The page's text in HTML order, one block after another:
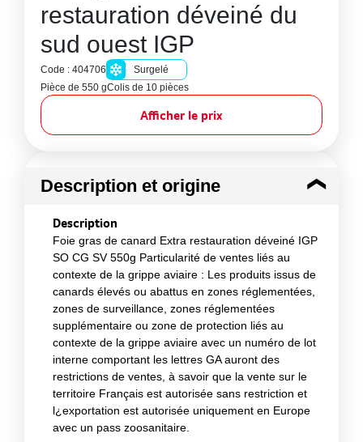
restauration déveiné du
sud ouest IGP
Code : 404706
Surgelé
Pièce de 550 gColis de 10 pièces
Afficher le prix
Description et origine
Description
Foie gras de canard Extra restauration déveiné IGP
SO CG SV 550g Particularité de ventes liés au
contexte de la grippe aviaire : Les produits issus de
canards élevés ou abattus en zones réglementées,
zones de surveillance, zones réglementées
supplémentaire ou zone de protection liés au
contexte de la grippe aviaire avec un numéro de lot
interne comportant les lettres GA auront des
restrictions de ventes, à savoir que la vente sur le
territoire Français est autorisée sans restriction et
l¿exportation est autorisée uniquement en Europe
avec un pass zoosanitaire.